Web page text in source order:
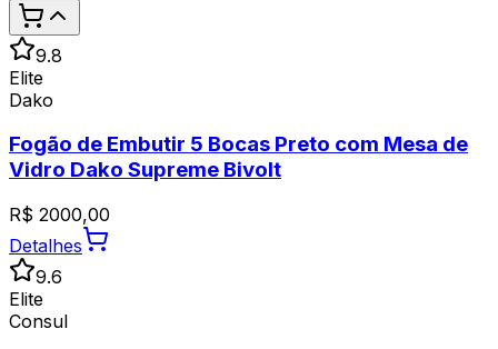
9.8
Elite
Dako
Fogão de Embutir 5 Bocas Preto com Mesa de
Vidro Dako Supreme Bivolt
R$ 2000,00
Detalhes
9.6
Elite
Consul